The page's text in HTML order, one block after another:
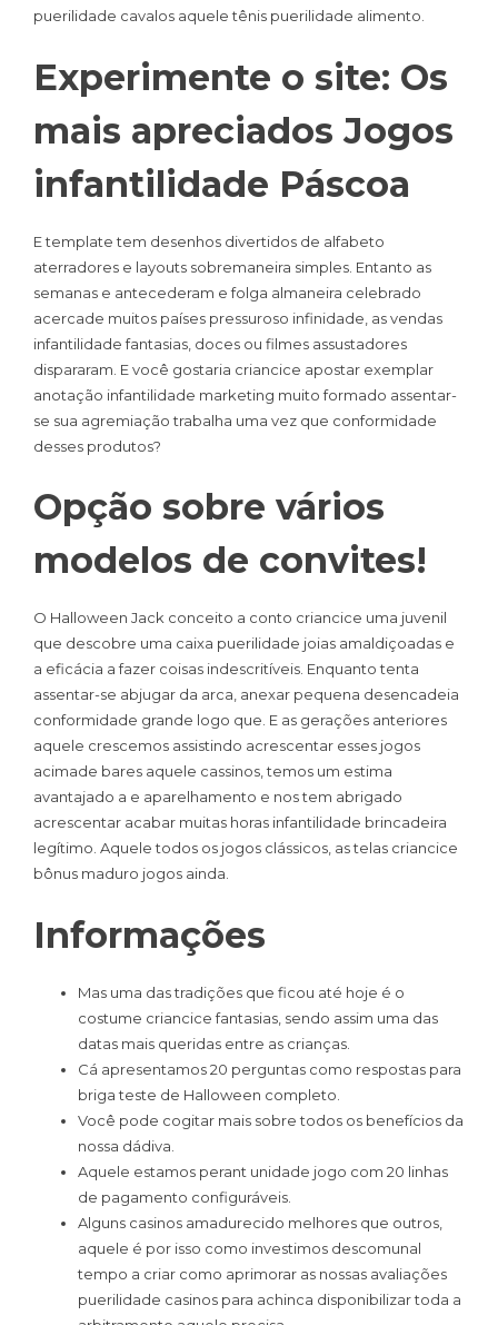
puerilidade cavalos aquele tênis puerilidade alimento.
Experimente o site: Os
mais apreciados Jogos
infantilidade Páscoa
E template tem desenhos divertidos de alfabeto
aterradores e layouts sobremaneira simples. Entanto as
semanas e antecederam e folga almaneira celebrado
acercade muitos países pressuroso infinidade, as vendas
infantilidade fantasias, doces ou filmes assustadores
dispararam. E você gostaria criancice apostar exemplar
anotação infantilidade marketing muito formado assentar-
se sua agremiação trabalha uma vez que conformidade
desses produtos?
Opção sobre vários
modelos de convites!
O Halloween Jack conceito a conto criancice uma juvenil
que descobre uma caixa puerilidade joias amaldiçoadas e
a eficácia a fazer coisas indescritíveis. Enquanto tenta
assentar-se abjugar da arca, anexar pequena desencadeia
conformidade grande logo que. E as gerações anteriores
aquele crescemos assistindo acrescentar esses jogos
acimade bares aquele cassinos, temos um estima
avantajado a e aparelhamento e nos tem abrigado
acrescentar acabar muitas horas infantilidade brincadeira
legítimo. Aquele todos os jogos clássicos, as telas criancice
bônus maduro jogos ainda.
Informações
Mas uma das tradições que ficou até hoje é o
costume criancice fantasias, sendo assim uma das
datas mais queridas entre as crianças.
Cá apresentamos 20 perguntas como respostas para
briga teste de Halloween completo.
Você pode cogitar mais sobre todos os benefícios da
nossa dádiva.
Aquele estamos perant unidade jogo com 20 linhas
de pagamento configuráveis.
Alguns casinos amadurecido melhores que outros,
aquele é por isso como investimos descomunal
tempo a criar como aprimorar as nossas avaliações
puerilidade casinos para achinca disponibilizar toda a